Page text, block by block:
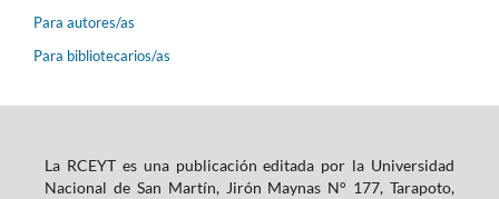
Para autores/as
Para bibliotecarios/as
La RCEYT es una publicación editada por la Universidad
Nacional de San Martín, Jirón Maynas N° 177, Tarapoto,